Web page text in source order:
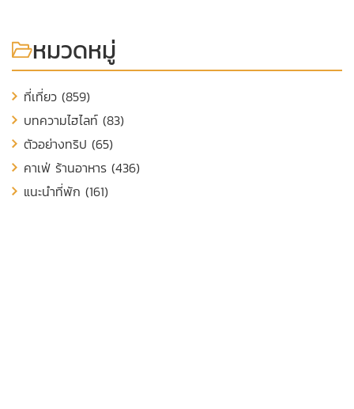
หมวดหมู่
ที่เที่ยว (859)
บทความไฮไลท์ (83)
ตัวอย่างทริป (65)
คาเฟ่ ร้านอาหาร (436)
แนะนำที่พัก (161)